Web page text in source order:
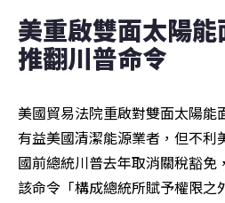
美重啟雙面太陽
推翻川普命令
美國貿易法院重啟對雙面太陽能
有益美國清潔能源業者，但不利
國前總統川普去年取消關稅豁免
該命令「構成總統所賦予權限之